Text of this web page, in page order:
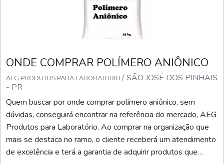
ONDE COMPRAR POLÍMERO ANIÔNICO
AEG PRODUTOS PARA LABORATORIO / SÃO JOSÉ DOS PINHAIS
- PR
Quem buscar por onde comprar polímero aniônico, sem
dúvidas, conseguirá encontrar na referência do mercado, AEG
Produtos para Laboratório. Ao comprar na organização que
mais se destaca no ramo, o cliente receberá um atendimento
de excelência e terá a garantia de adquirir produtos que